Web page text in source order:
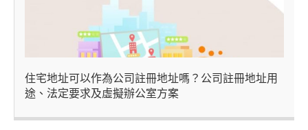
住宅地址可以作為公司註冊地址嗎？公司註冊地址用
途、法定要求及虛擬辦公室方案